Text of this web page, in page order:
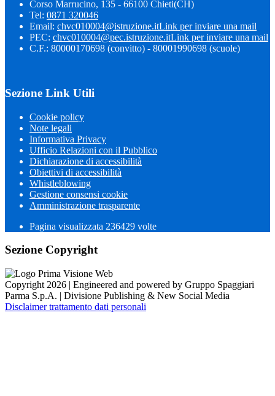
Corso Marrucino, 135 - 66100 Chieti(CH)
Tel: 0871 320046
Email: chvc010004@istruzione.itLink per inviare una mail
PEC: chvc010004@pec.istruzione.itLink per inviare una mail
C.F.: 80000170698 (convitto) - 80001990698 (scuole)
Sezione Link Utili
Cookie policy
Note legali
Informativa Privacy
Ufficio Relazioni con il Pubblico
Dichiarazione di accessibilità
Obiettivi di accessibilità
Whistleblowing
Gestione consensi cookie
Amministrazione trasparente
Pagina visualizzata 236429 volte
Sezione Copyright
Copyright 2026 | Engineered and powered by Gruppo Spaggiari
Parma S.p.A. | Divisione Publishing & New Social Media
Disclaimer trattamento dati personali